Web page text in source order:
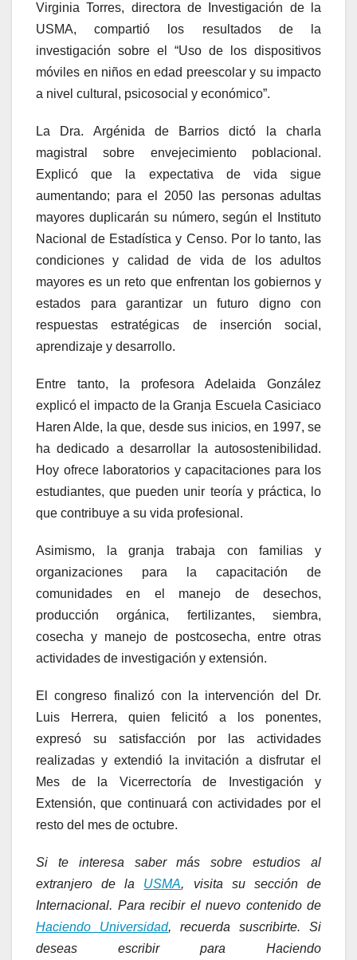
Virginia Torres, directora de Investigación de la
USMA, compartió los resultados de la
investigación sobre el “Uso de los dispositivos
móviles en niños en edad preescolar y su impacto
a nivel cultural, psicosocial y económico”.
La Dra. Argénida de Barrios dictó la charla
magistral sobre envejecimiento poblacional.
Explicó que la expectativa de vida sigue
aumentando; para el 2050 las personas adultas
mayores duplicarán su número, según el Instituto
Nacional de Estadística y Censo. Por lo tanto, las
condiciones y calidad de vida de los adultos
mayores es un reto que enfrentan los gobiernos y
estados para garantizar un futuro digno con
respuestas estratégicas de inserción social,
aprendizaje y desarrollo.
Entre tanto, la profesora Adelaida González
explicó el impacto de la Granja Escuela Casiciaco
Haren Alde, la que, desde sus inicios, en 1997, se
ha dedicado a desarrollar la autosostenibilidad.
Hoy ofrece laboratorios y capacitaciones para los
estudiantes, que pueden unir teoría y práctica, lo
que contribuye a su vida profesional.
Asimismo, la granja trabaja con familias y
organizaciones para la capacitación de
comunidades en el manejo de desechos,
producción orgánica, fertilizantes, siembra,
cosecha y manejo de postcosecha, entre otras
actividades de investigación y extensión.
El congreso finalizó con la intervención del Dr.
Luis Herrera, quien felicitó a los ponentes,
expresó su satisfacción por las actividades
realizadas y extendió la invitación a disfrutar el
Mes de la Vicerrectoría de Investigación y
Extensión, que continuará con actividades por el
resto del mes de octubre.
Si te interesa saber más sobre estudios al
extranjero de la USMA, visita su sección de
Internacional. Para recibir el nuevo contenido de
Haciendo Universidad, recuerda suscribirte. Si
deseas escribir para Haciendo